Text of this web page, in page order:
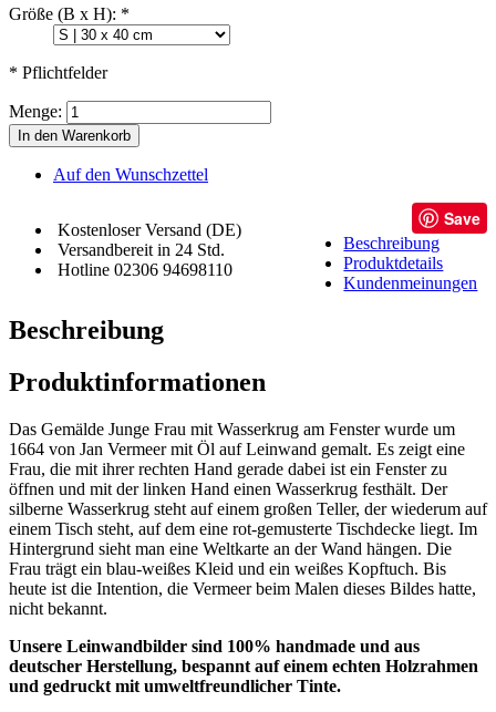
Größe (B x H): *
* Pflichtfelder
Menge:
In den Warenkorb
Auf den Wunschzettel
Kostenloser Versand (DE)
Versandbereit in 24 Std.
Hotline 02306 94698110
Save
Beschreibung
Produktdetails
Kundenmeinungen
Beschreibung
Produktinformationen
Das Gemälde Junge Frau mit Wasserkrug am Fenster wurde um
1664 von Jan Vermeer mit Öl auf Leinwand gemalt. Es zeigt eine
Frau, die mit ihrer rechten Hand gerade dabei ist ein Fenster zu
öffnen und mit der linken Hand einen Wasserkrug festhält. Der
silberne Wasserkrug steht auf einem großen Teller, der wiederum auf
einem Tisch steht, auf dem eine rot-gemusterte Tischdecke liegt. Im
Hintergrund sieht man eine Weltkarte an der Wand hängen. Die
Frau trägt ein blau-weißes Kleid und ein weißes Kopftuch. Bis
heute ist die Intention, die Vermeer beim Malen dieses Bildes hatte,
nicht bekannt.
Unsere Leinwandbilder sind 100% handmade und aus
deutscher Herstellung, bespannt auf einem echten Holzrahmen
und gedruckt mit umweltfreundlicher Tinte.